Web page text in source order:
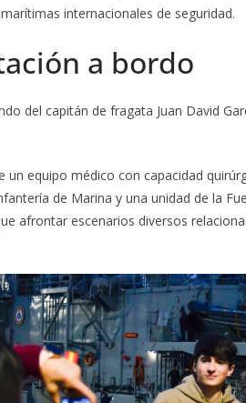
internacionales de seguridad.
a bordo
del capitán de fragata Juan David
un equipo médico con capacidad
de Marina y una unidad de la
afrontar escenarios diversos